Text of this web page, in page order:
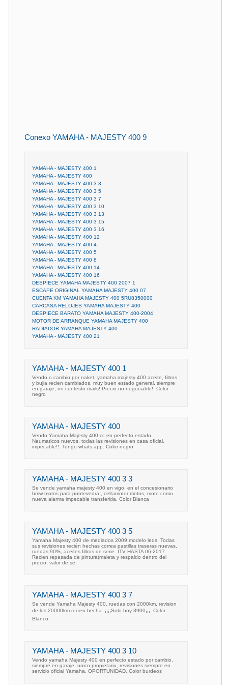
Conexo YAMAHA - MAJESTY 400 9
YAMAHA - MAJESTY 400 1
YAMAHA - MAJESTY 400
YAMAHA - MAJESTY 400 3 3
YAMAHA - MAJESTY 400 3 5
YAMAHA - MAJESTY 400 3 7
YAMAHA - MAJESTY 400 3 10
YAMAHA - MAJESTY 400 3 13
YAMAHA - MAJESTY 400 3 15
YAMAHA - MAJESTY 400 3 16
YAMAHA - MAJESTY 400 12
YAMAHA - MAJESTY 400 4
YAMAHA - MAJESTY 400 5
YAMAHA - MAJESTY 400 8
YAMAHA - MAJESTY 400 14
YAMAHA - MAJESTY 400 16
DESPIECE YAMAHA MAJESTY 400 2007 1
ESCAPE ORIGINAL YAMAHA MAJESTY 400 07
CUENTA KM YAMAHA MAJESTY 400 5RU8350000
CARCASA RELOJES YAMAHA MAJESTY 400
DESPIECE BARATO YAMAHA MAJESTY 400-2004
MOTOR DE ARRANQUE YAMAHA MAJESTY 400
RADIADOR YAMAHA MAJESTY 400
YAMAHA - MAJESTY 400 21
YAMAHA - MAJESTY 400 1
Vendo o cambio por naket, yamaha majesty 400 aceite, filtros
y bujia recien cambiados, muy buen estado general, siempre
en garaje, no contesto mails! Precio no negociable!. Color
negro
YAMAHA - MAJESTY 400
Vendo Yamaha Majesty 400 cc en perfecto estado.
Neumaticos nuevos, todas las revisiones en casa oficial.
impecable!!. Tengo whats app. Color negro
YAMAHA - MAJESTY 400 3 3
Se vende yamaha majesty 400 en vigo, en el concesionario
bmw motos para pontevedra , celtamotor motos, moto como
nueva alarma impecable transferida. Color Blanca
YAMAHA - MAJESTY 400 3 5
Yamaha Majesty 400 de mediados 2009 modelo leds. Todas
sus revisiones recién hechas correa pastillas traseras nuevas,
ruedas 90%, aceites filtros de serie. ITV HASTA 06-2017.
Recien repasada de pintura(maleta y respaldo dentro del
precio, valor de se
YAMAHA - MAJESTY 400 3 7
Se vende Yamaha Majesty 400, ruedas con 2000km, revision
de los 20000km recien hecha. ¡¡¡¡Solo hoy 3900¡¡¡. Color
Blanco
YAMAHA - MAJESTY 400 3 10
Vendo yamaha Majesty 400 en perfecto estado por cambio,
siempre en garaje, unico propietario, revisiones siempre en
servicio oficial Yamaha. OPORTUNIDAD. Color burdeos